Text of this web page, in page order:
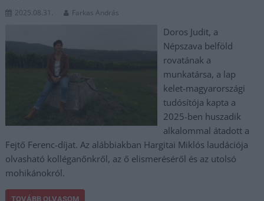
2025.08.31. Farkas András
Doros Judit, a
Népszava belföld
rovatának a
munkatársa, a lap
kelet-magyarországi
tudósítója kapta a
2025-ben huszadik
alkalommal átadott a
Fejtő Ferenc-díjat. Az alábbiakban Hargitai Miklós laudációja
olvasható kolléganőnkről, az ő elismeréséről és az utolsó
mohikánokról.
TOVÁBB OLVASOM